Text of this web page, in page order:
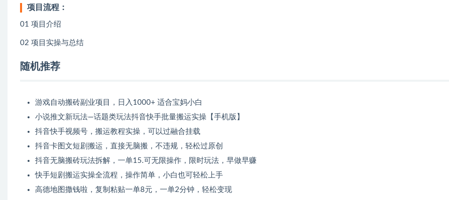
项目流程：
01 项目介绍
02 项目实操与总结
随机推荐
游戏自动搬砖副业项目，日入1000+ 适合宝妈小白
小说推文新玩法—话题类玩法抖音快手批量搬运实操【手机版】
抖音快手视频号，搬运教程实操，可以过融合挂载
抖音卡图文短剧搬运，直接无脑搬，不违规，轻松过原创
抖音无脑搬砖玩法拆解，一单15.可无限操作，限时玩法，早做早赚
快手短剧搬运实操全流程，操作简单，小白也可轻松上手
高德地图撒钱啦，复制粘贴一单8元，一单2分钟，轻松变现